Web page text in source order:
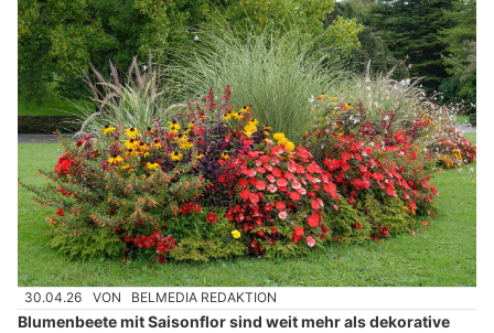
30.04.26 VON BELMEDIA REDAKTION
Blumenbeete mit Saisonflor sind weit mehr als dekorative